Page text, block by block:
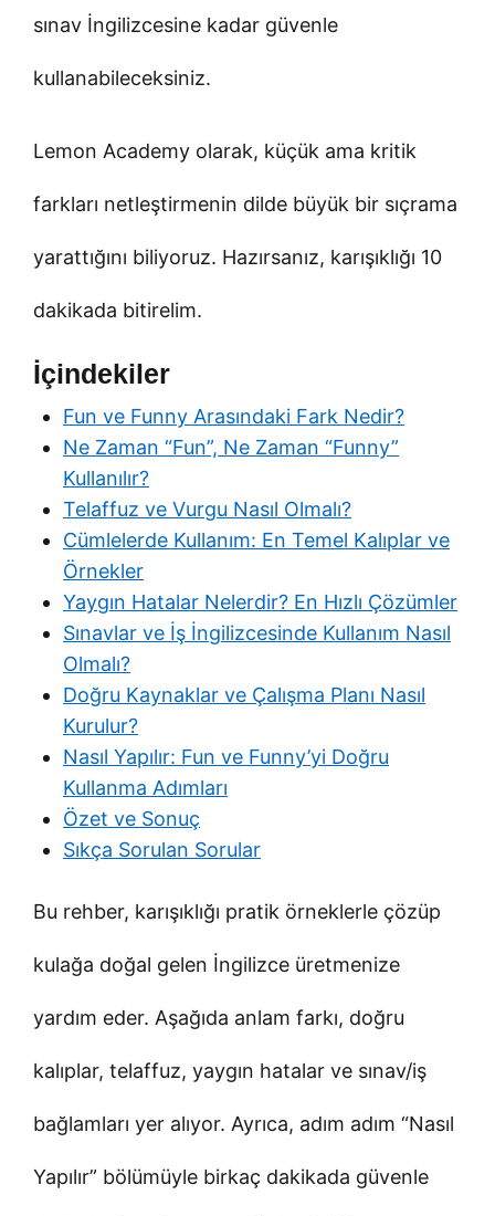
sınav İngilizcesine kadar güvenle
kullanabileceksiniz.
Lemon Academy olarak, küçük ama kritik
farkları netleştirmenin dilde büyük bir sıçrama
yarattığını biliyoruz. Hazırsanız, karışıklığı 10
dakikada bitirelim.
İçindekiler
Fun ve Funny Arasındaki Fark Nedir?
Ne Zaman “Fun”, Ne Zaman “Funny”
Kullanılır?
Telaffuz ve Vurgu Nasıl Olmalı?
Cümlelerde Kullanım: En Temel Kalıplar ve
Örnekler
Yaygın Hatalar Nelerdir? En Hızlı Çözümler
Sınavlar ve İş İngilizcesinde Kullanım Nasıl
Olmalı?
Doğru Kaynaklar ve Çalışma Planı Nasıl
Kurulur?
Nasıl Yapılır: Fun ve Funny’yi Doğru
Kullanma Adımları
Özet ve Sonuç
Sıkça Sorulan Sorular
Bu rehber, karışıklığı pratik örneklerle çözüp
kulağa doğal gelen İngilizce üretmenize
yardım eder. Aşağıda anlam farkı, doğru
kalıplar, telaffuz, yaygın hatalar ve sınav/iş
bağlamları yer alıyor. Ayrıca, adım adım “Nasıl
Yapılır” bölümüyle birkaç dakikada güvenle